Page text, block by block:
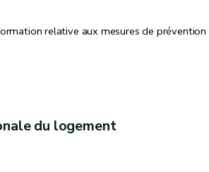
relative aux mesures de prévention
du logement